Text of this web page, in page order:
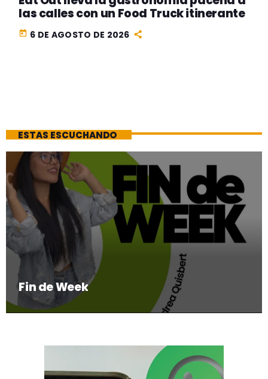
las calles con un Food Truck itinerante
today 6 DE AGOSTO DE 2026
ESTAS ESCUCHANDO
Fin de Week